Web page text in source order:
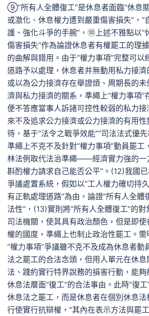
⑨“所有人全體復工”是休息者面臨“休息
或激化、休息權力遭到嚴重傷害損失”，“
護、強化斗爭的手腕”，⑩上述不雅點以“
傷害損失”作為論證休息者有權罷工的理
的曲解與錯用。由于“權力事項”完整可以
道路予以處理，休息者并無動用私力接
或以為公力接濟存在舉證煩、周期長的
濟與私力接濟的關系，準繩上“權力事項”
便不答應當事人訴諸可控性較弱的私力
來不及追求公力接濟或公力接濟的有用
待，基于“法令之戰爭效能”“司法法式優
準繩上不克不及針對“權力事項”動員罷工
林法例取代法治準繩——經濟實力強的一
斟酌權力請求自己能否公平”。(12)我國
爭議處置系統，假如以“工人權力確切持
有正軌處理道路”為由，論證“所有人全體
法性”，(13)實則將“所有人全體復工”的
司法機關，使其具有政治顏色，但是即
權的國度，準繩上也制止政治性罷工。需
“權力事項”爭議雖不克不及成為休息者動
法之罷工的合法念頭，但用人單元在休
法、踐約實行特界說務的損害行動，能夠
休息法層面“復工”的合法事由。此時“復
休息法之罷工，而是休息者在個別休息
行使實行抗辯權，“其內在表示方法與罷